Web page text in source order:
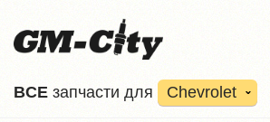
ВCE запчасти для Chevrolet